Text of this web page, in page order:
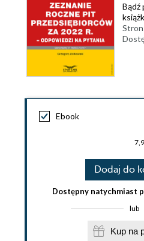
Bądź
Ebook
Dodaj do
Dostępny natychmiast
lub